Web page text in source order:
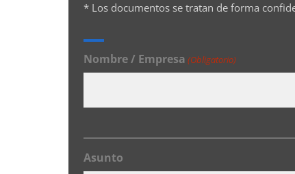
* Los documentos se tratan de forma
Nombre / Empresa (Obligatorio)
Asunto